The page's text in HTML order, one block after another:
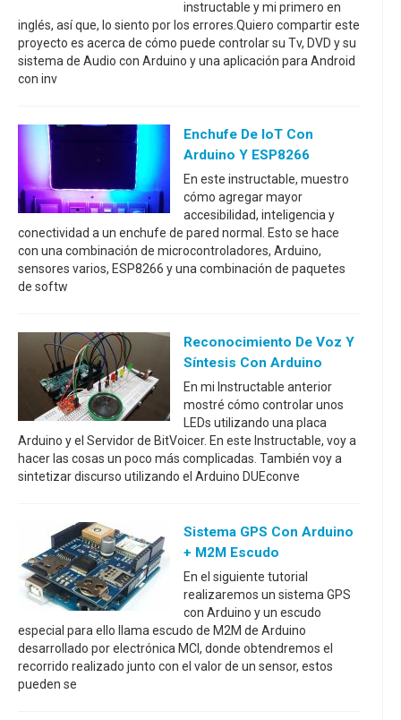
instructable y mi primero en
inglés, así que, lo siento por los errores.Quiero compartir este
proyecto es acerca de cómo puede controlar su Tv, DVD y su
sistema de Audio con Arduino y una aplicación para Android
con inv
Enchufe De IoT Con
Arduino Y ESP8266
En este instructable, muestro
cómo agregar mayor
accesibilidad, inteligencia y
conectividad a un enchufe de pared normal. Esto se hace
con una combinación de microcontroladores, Arduino,
sensores varios, ESP8266 y una combinación de paquetes
de softw
Reconocimiento De Voz Y
Síntesis Con Arduino
En mi Instructable anterior
mostré cómo controlar unos
LEDs utilizando una placa
Arduino y el Servidor de BitVoicer. En este Instructable, voy a
hacer las cosas un poco más complicadas. También voy a
sintetizar discurso utilizando el Arduino DUEconve
Sistema GPS Con Arduino
+ M2M Escudo
En el siguiente tutorial
realizaremos un sistema GPS
con Arduino y un escudo
especial para ello llama escudo de M2M de Arduino
desarrollado por electrónica MCI, donde obtendremos el
recorrido realizado junto con el valor de un sensor, estos
pueden se